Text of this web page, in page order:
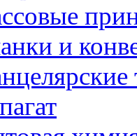
и